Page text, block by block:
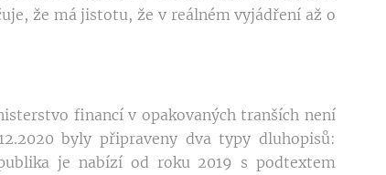
že má jistotu, že v reálném vyjádření až o
financí v opakovaných tranších není
byly připraveny dva typy dluhopisů:
je nabízí od roku 2019 s podtextem